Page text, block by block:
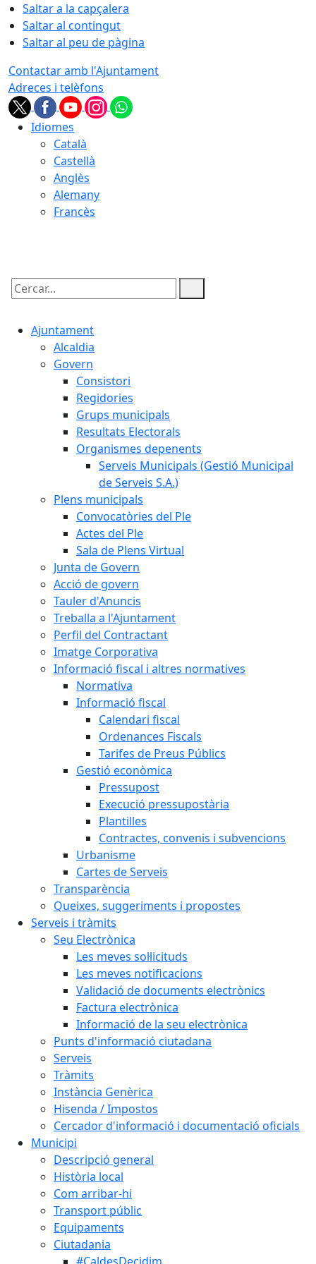
Saltar a la capçalera
Saltar al contingut
Saltar al peu de pàgina
Contactar amb l'Ajuntament
Adreces i telèfons
Idiomes
Català
Castellà
Anglès
Alemany
Francès
Cercar:
Ajuntament
Alcaldia
Govern
Consistori
Regidories
Grups municipals
Resultats Electorals
Organismes depenents
Serveis Municipals (Gestió Municipal
de Serveis S.A.)
Plens municipals
Convocatòries del Ple
Actes del Ple
Sala de Plens Virtual
Junta de Govern
Acció de govern
Tauler d'Anuncis
Treballa a l'Ajuntament
Perfil del Contractant
Imatge Corporativa
Informació fiscal i altres normatives
Normativa
Informació fiscal
Calendari fiscal
Ordenances Fiscals
Tarifes de Preus Públics
Gestió econòmica
Pressupost
Execució pressupostària
Plantilles
Contractes, convenis i subvencions
Urbanisme
Cartes de Serveis
Transparència
Queixes, suggeriments i propostes
Serveis i tràmits
Seu Electrònica
Les meves sol·licituds
Les meves notificacions
Validació de documents electrònics
Factura electrònica
Informació de la seu electrònica
Punts d'informació ciutadana
Serveis
Tràmits
Instància Genèrica
Hisenda / Impostos
Cercador d'informació i documentació oficials
Municipi
Descripció general
Història local
Com arribar-hi
Transport públic
Equipaments
Ciutadania